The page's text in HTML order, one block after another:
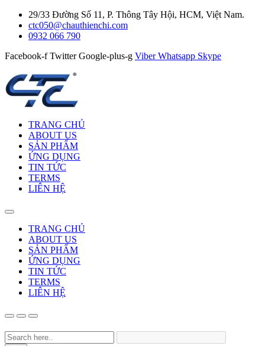
29/33 Đường Số 11, P. Thông Tây Hội, HCM, Việt Nam.
ctc050@chauthienchi.com
0932 066 790
Facebook-f Twitter Google-plus-g Viber Whatsapp Skype
TRANG CHỦ
ABOUT US
SẢN PHẨM
ỨNG DỤNG
TIN TỨC
TERMS
LIÊN HỆ
TRANG CHỦ
ABOUT US
SẢN PHẨM
ỨNG DỤNG
TIN TỨC
TERMS
LIÊN HỆ